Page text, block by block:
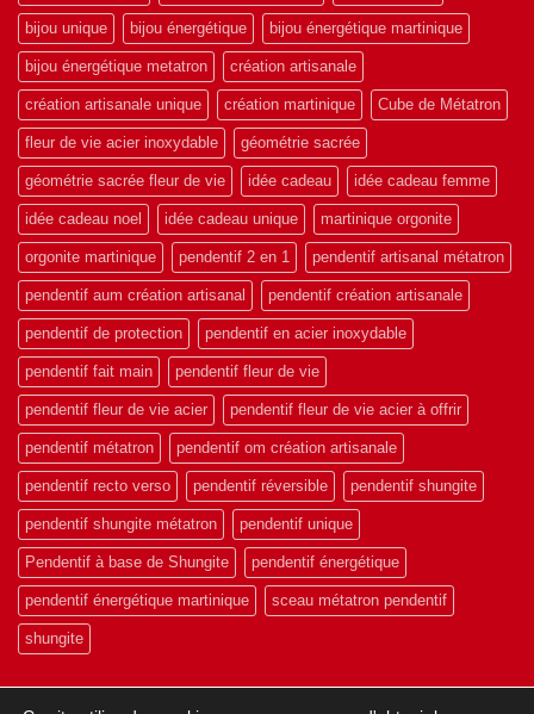
bijou unique bijou énergétique bijou énergétique martinique
bijou énergétique metatron création artisanale
création artisanale unique création martinique Cube de Métatron
fleur de vie acier inoxydable géométrie sacrée
géométrie sacrée fleur de vie idée cadeau idée cadeau femme
idée cadeau noel idée cadeau unique martinique orgonite
orgonite martinique pendentif 2 en 1 pendentif artisanal métatron
pendentif aum création artisanal pendentif création artisanale
pendentif de protection pendentif en acier inoxydable
pendentif fait main pendentif fleur de vie
pendentif fleur de vie acier pendentif fleur de vie acier à offrir
pendentif métatron pendentif om création artisanale
pendentif recto verso pendentif réversible pendentif shungite
pendentif shungite métatron pendentif unique
Pendentif à base de Shungite pendentif énergétique
pendentif énergétique martinique sceau métatron pendentif
shungite